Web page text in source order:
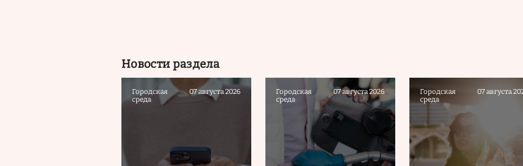
Новости раздела
Городская
среда
07 августа 2026
Городская
среда
07 августа 2026
Городская
среда
07 августа